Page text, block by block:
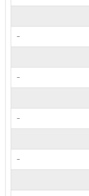
－
－
－
－